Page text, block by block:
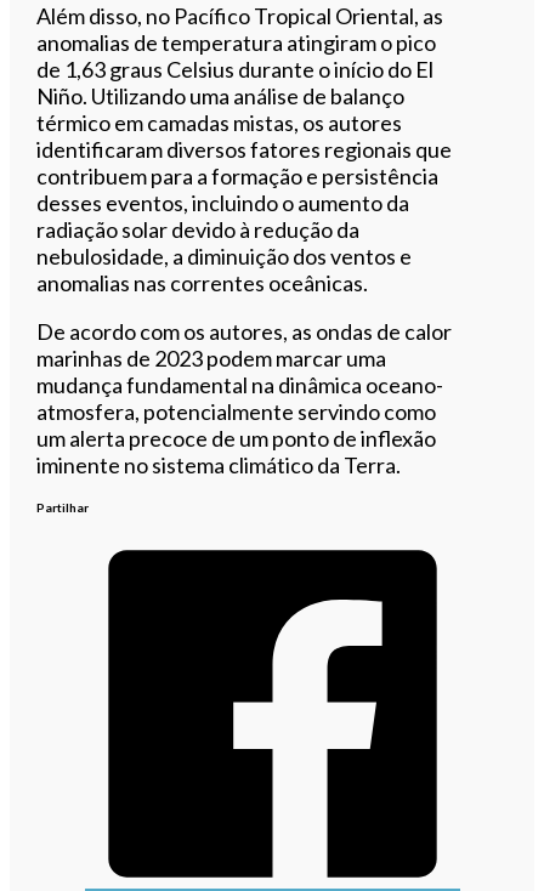
Além disso, no Pacífico Tropical Oriental, as
anomalias de temperatura atingiram o pico
de 1,63 graus Celsius durante o início do El
Niño. Utilizando uma análise de balanço
térmico em camadas mistas, os autores
identificaram diversos fatores regionais que
contribuem para a formação e persistência
desses eventos, incluindo o aumento da
radiação solar devido à redução da
nebulosidade, a diminuição dos ventos e
anomalias nas correntes oceânicas.
De acordo com os autores, as ondas de calor
marinhas de 2023 podem marcar uma
mudança fundamental na dinâmica oceano-
atmosfera, potencialmente servindo como
um alerta precoce de um ponto de inflexão
iminente no sistema climático da Terra.
Partilhar